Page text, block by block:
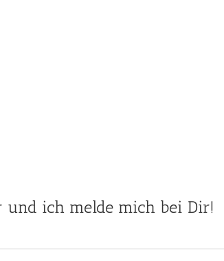
und ich melde mich bei Dir!